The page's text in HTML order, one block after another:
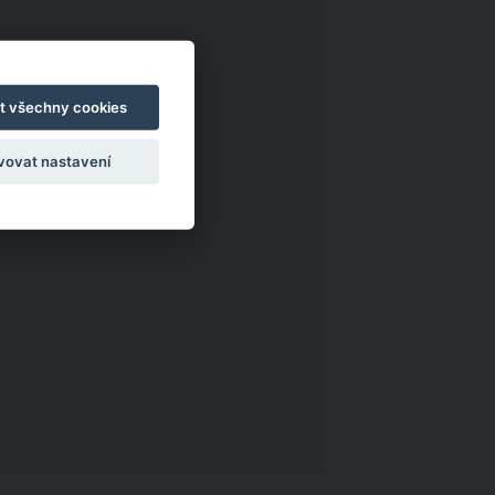
všechny cookies
nastavení